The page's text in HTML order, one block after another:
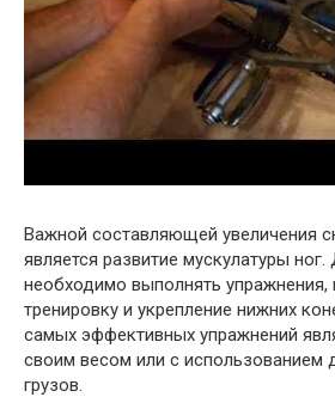
Важной составляющей увеличения
является развитие мускулатуры ног.
необходимо выполнять упражнения,
тренировку и укрепление нижних
самых эффективных упражнений
своим весом или с использованием
грузов.